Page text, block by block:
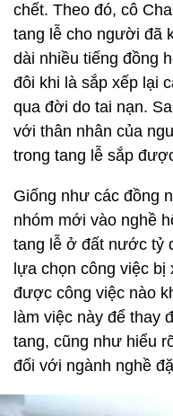
chết. Theo đó, cô
tang lễ cho người đã
dài nhiều tiếng đồng
đôi khi là sắp xếp lại
qua đời do tai nạn.
với thân nhân của
trong tang lễ sắp
Giống như các đồng
nhóm mới vào nghề
tang lễ ở đất nước tỷ
lựa chọn công việc
được công việc nào
làm việc này để thay
tang, cũng như hiểu
đối với ngành nghề